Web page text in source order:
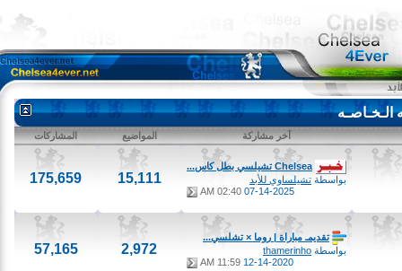
آخر مشاركة المواضيع المشاركات
Chelsea تشيلسي بطل كاس...
بواسطةتشيلساوي للأبد
07-14-2025
02:40 AM
15,111
175,659
تقديمـ مباراة | روما × تشلسي...
بواسطةthamerinho
12-14-2020
11:59 AM
2,972
57,165